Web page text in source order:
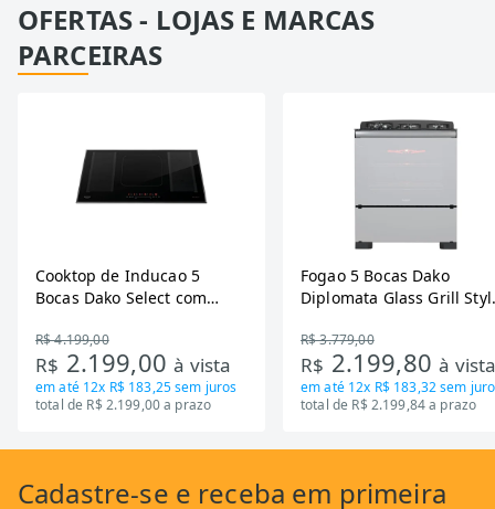
OFERTAS - LOJAS E MARCAS
PARCEIRAS
Cooktop de Inducao 5
Bocas Dako Select com
R$ 4.199,00
R$ 2.199,00à vista
em até 12x R$ 183,25sem juros
total de R$ 2.199,00 a prazo
Fogao 5 Bocas Dako
Diplomata Glass Grill
R$ 3.779,00
R$ 2.199,80à
em até 12x R$ 183,32sem
total de R$ 2.199,84 a prazo
Cadastre-se e receba em primeira